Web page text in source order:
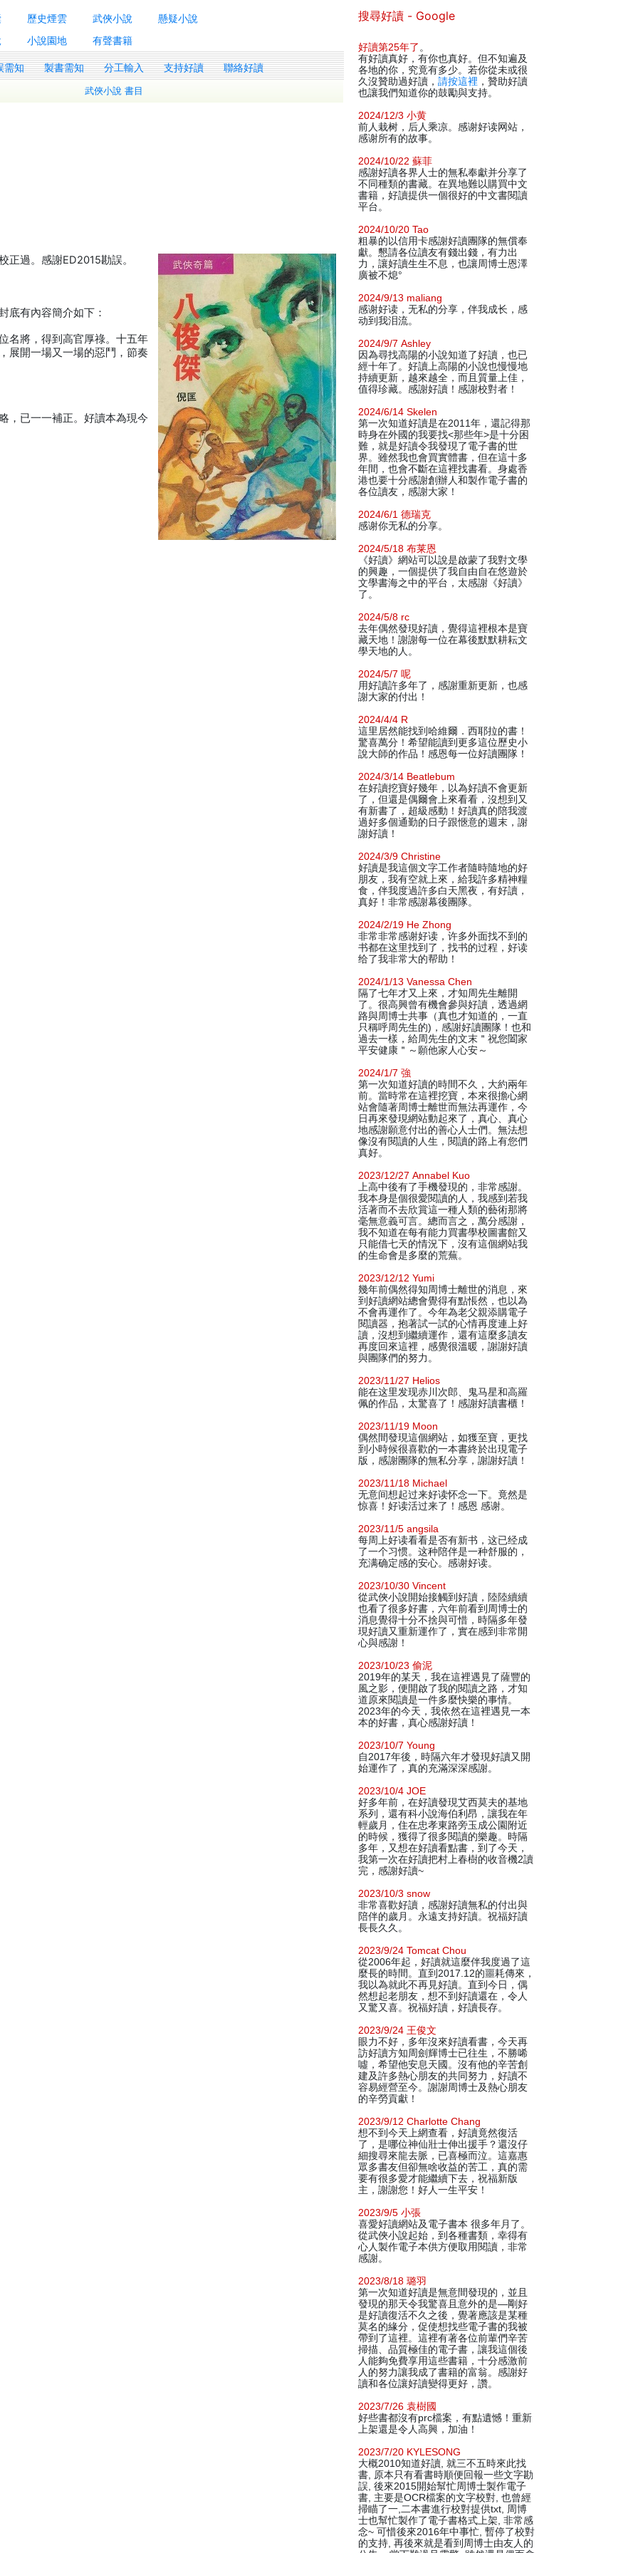
歷史煙雲 武俠小說
懸疑小說
小說園地 有聲書籍
需知 製書需知 分工輸入 支持好讀 聯絡好讀
武俠小說 書目
正過。感謝ED2015勘誤。
底有內容簡介如下：
名將，得到高官厚祿。十五年
展開一場又一場的惡鬥，節奏
，已一一補正。好讀本為現今
搜尋好讀 - Google
好讀第25年了 。
有好讀真好，有你也真好。但不知遍及
各地的你，究竟有多少。若你從未或很
久沒贊助過好讀， 請按這裡 ，贊助好讀
也讓我們知道你的鼓勵與支持。
2024/12/3 小黄
前人栽树，后人乘凉。感谢好读网站，
感谢所有的故事。
2024/10/22 蘇菲
感謝好讀各界人士的無私奉獻并分享了
不同種類的書藏。在異地難以購買中文
書籍，好讀提供一個很好的中文書閱讀
平台。
2024/10/20 Tao
粗暴的以信用卡感謝好讀團隊的無償奉
獻。懇請各位讀友有錢出錢，有力出
力，讓好讀生生不息，也讓周博士恩澤
廣被不熄°
2024/9/13 maliang
感谢好读，无私的分享，伴我成长，感
动到我泪流。
2024/9/7 Ashley
因為尋找高陽的小說知道了好讀，也已
經十年了。好讀上高陽的小說也慢慢地
持續更新，越來越全，而且質量上佳，
值得珍藏。感謝好讀！感謝校對者！
2024/6/14 Skelen
第一次知道好讀是在2011年，還記得那
時身在外國的我要找<那些年>是十分困
難，就是好讀令我發現了電子書的世
界。雖然我也會買實體書，但在這十多
年間，也會不斷在這裡找書看。身處香
港也要十分感謝創辦人和製作電子書的
各位讀友，感謝大家！
2024/6/1 德瑞克
感谢你无私的分享。
2024/5/18 布莱恩
《好讀》網站可以說是啟蒙了我對文學
的興趣，一個提供了我自由自在悠遊於
文學書海之中的平台，太感謝《好讀》
了。
2024/5/8 rc
去年偶然發現好讀，覺得這裡根本是寶
藏天地！謝謝每一位在幕後默默耕耘文
學天地的人。
2024/5/7 呢
用好讀許多年了，感謝重新更新，也感
謝大家的付出！
2024/4/4 R
這里居然能找到哈維爾．西耶拉的書！
驚喜萬分！希望能讀到更多這位歷史小
說大師的作品！感恩每一位好讀團隊！
2024/3/14 Beatlebum
在好讀挖寶好幾年，以為好讀不會更新
了，但還是偶爾會上來看看，沒想到又
有新書了，超級感動！好讀真的陪我渡
過好多個通勤的日子跟愜意的週末，謝
謝好讀！
2024/3/9 Christine
好讀是我這個文字工作者隨時隨地的好
朋友，我有空就上來，給我許多精神糧
食，伴我度過許多白天黑夜，有好讀，
真好！非常感謝幕後團隊。
2024/2/19 He Zhong
非常非常感谢好读，许多外面找不到的
书都在这里找到了，找书的过程，好读
给了我非常大的帮助！
2024/1/13 Vanessa Chen
隔了七年才又上來，才知周先生離開
了。很高興曾有機會參與好讀，透過網
路與周博士共事（真也才知道的，一直
只稱呼周先生的)，感謝好讀團隊！也和
過去一樣，給周先生的文末＂祝您闔家
平安健康＂～願他家人心安～
2024/1/7 強
第一次知道好讀的時間不久，大約兩年
前。當時常在這裡挖寶，本來很擔心網
站會隨著周博士離世而無法再運作，今
日再來發現網站動起來了，真心、真心
地感謝願意付出的善心人士們。無法想
像沒有閱讀的人生，閱讀的路上有您們
真好。
2023/12/27 Annabel Kuo
上高中後有了手機發現的，非常感謝。
我本身是個很愛閱讀的人，我感到若我
活著而不去欣賞這一種人類的藝術那將
毫無意義可言。總而言之，萬分感謝，
我不知道在每有能力買書學校圖書館又
只能借七天的情況下，沒有這個網站我
的生命會是多麼的荒蕪。
2023/12/12 Yumi
幾年前偶然得知周博士離世的消息，來
到好讀網站總會覺得有點悵然，也以為
不會再運作了。今年為老父親添購電子
閱讀器，抱著試一試的心情再度連上好
讀，沒想到繼續運作，還有這麼多讀友
再度回來這裡，感覺很溫暖，謝謝好讀
與團隊們的努力。
2023/11/27 Helios
能在这里发现赤川次郎、鬼马星和高羅
佩的作品，太驚喜了！感謝好讀書櫃！
2023/11/19 Moon
偶然間發現這個網站，如獲至寶，更找
到小時候很喜歡的一本書終於出現電子
版，感謝團隊的無私分享，謝謝好讀！
2023/11/18 Michael
无意间想起过来好读怀念一下。竟然是
惊喜！好读活过来了！感恩 感谢。
2023/11/5 angsila
每周上好读看看是否有新书，这已经成
了一个习惯。这种陪伴是一种舒服的，
充满确定感的安心。感谢好读。
2023/10/30 Vincent
從武俠小說開始接觸到好讀，陸陸續續
也看了很多好書，六年前看到周博士的
消息覺得十分不捨與可惜，時隔多年發
現好讀又重新運作了，實在感到非常開
心與感謝！
2023/10/23 偷泥
2019年的某天，我在這裡遇見了薩豐的
風之影，便開啟了我的閱讀之路，才知
道原來閱讀是一件多麼快樂的事情。
2023年的今天，我依然在這裡遇見一本
本的好書，真心感謝好讀！
2023/10/7 Young
自2017年後，時隔六年才發現好讀又開
始運作了，真的充滿深深感謝。
2023/10/4 JOE
好多年前，在好讀發現艾西莫夫的基地
系列，還有科小說海伯利昂，讓我在年
輕歲月，住在忠孝東路旁玉成公園附近
的時候，獲得了很多閱讀的樂趣。時隔
多年，又想在好讀看點書，到了今天，
我第一次在好讀把村上春樹的收音機2讀
完，感謝好讀~
2023/10/3 snow
非常喜歡好讀，感謝好讀無私的付出與
陪伴的歲月。永遠支持好讀。祝福好讀
長長久久。
2023/9/24 Tomcat Chou
從2006年起，好讀就這麼伴我度過了這
麼長的時間。直到2017.12的噩耗傳來，
我以為就此不再見好讀。直到今日，偶
然想起老朋友，想不到好讀還在，令人
又驚又喜。祝福好讀，好讀長存。
2023/9/24 王俊文
眼力不好，多年沒來好讀看書，今天再
訪好讀方知周劍輝博士已往生，不勝唏
噓，希望他安息天國。沒有他的辛苦創
建及許多熱心朋友的共同努力，好讀不
容易經營至今。謝謝周博士及熱心朋友
的辛勞貢獻！
2023/9/12 Charlotte Chang
想不到今天上網查看，好讀竟然復活
了，是哪位神仙壯士伸出援手？還沒仔
細搜尋來龍去脈，已喜極而泣。這嘉惠
眾多書友但卻無啥收益的苦工，真的需
要有很多愛才能繼續下去，祝福新版
主，謝謝您！好人一生平安！
2023/9/5 小張
喜愛好讀網站及電子書本 很多年月了。
從武俠小說起始，到各種書類，幸得有
心人製作電子本供方便取用閱讀，非常
感謝。
2023/8/18 璐羽
第一次知道好讀是無意間發現的，並且
發現的那天令我驚喜且意外的是—剛好
是好讀復活不久之後，覺著應該是某種
莫名的緣分，促使想找些電子書的我被
帶到了這裡。這裡有著各位前輩們辛苦
掃描、品質極佳的電子書，讓我這個後
人能夠免費享用這些書籍，十分感激前
人的努力讓我成了書籍的富翁。感謝好
讀和各位讓好讀變得更好，讚。
2023/7/26 袁樹國
好些書都沒有prc檔案，有點遺憾！重新
上架還是令人高興，加油！
2023/7/20 KYLESONG
大概2010知道好讀, 就三不五時來此找
書, 原本只有看書時順便回報一些文字勘
誤, 後來2015開始幫忙周博士製作電子
書, 主要是OCR檔案的文字校對, 也曾經
掃瞄了一,二本書進行校對提供txt, 周博
士也幫忙製作了電子書格式上架, 非常感
念~ 可惜後來2016年中事忙, 暫停了校對
的支持, 再後來就是看到周博士由友人的